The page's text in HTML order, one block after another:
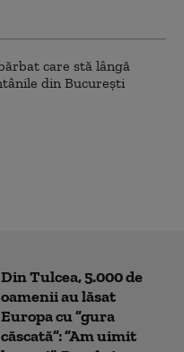
Din Tulcea, 5.000 de
oamenii au lăsat
Europa cu ”gura
căscată”: ”Am uimit